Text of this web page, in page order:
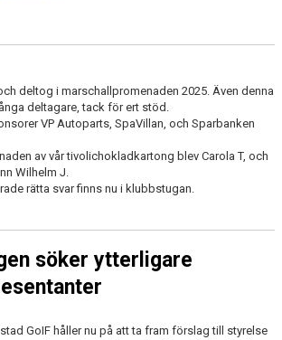
deltog i marschallpromenaden 2025. Även denna
deltagare, tack för ert stöd.
VP Autoparts, SpaVillan, och Sparbanken
av vår tivolichokladkartong blev Carola T, och
Wilhelm J.
rätta svar finns nu i klubbstugan.
söker ytterligare
GoIF håller nu på att ta fram förslag till styrelse